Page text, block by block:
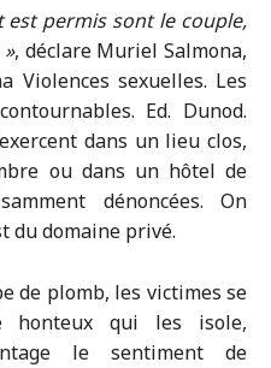
est permis sont le couple,
, déclare Muriel Salmona,
Violences sexuelles. Les
Ed. Dunod.
dans un lieu clos,
ou dans un hôtel de
dénoncées. On
du domaine privé.
de plomb, les victimes se
honteux qui les isole,
le sentiment de